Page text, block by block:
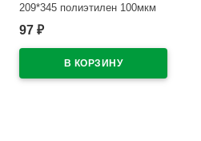
209*345 полиэтилен 100мкм
10 штук в наборе арт Т100-10
97 ₽